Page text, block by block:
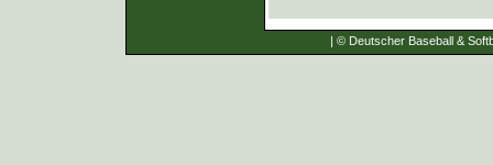
| © Deutscher Baseball &